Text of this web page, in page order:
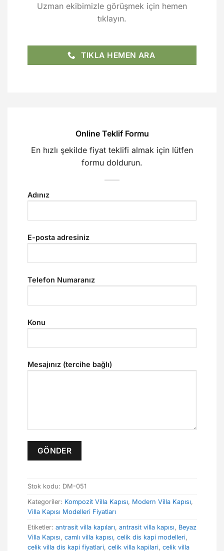
Uzman ekibimizle görüşmek için hemen
tıklayın.
TIKLA HEMEN ARA
Online Teklif Formu
En hızlı şekilde fiyat teklifi almak için lütfen
formu doldurun.
Adınız
E-posta adresiniz
Telefon Numaranız
Konu
Mesajınız (tercihe bağlı)
Stok kodu: DM-051
Kategoriler: Kompozit Villa Kapısı, Modern Villa Kapısı,
Villa Kapısı Modelleri Fiyatları
Etiketler: antrasit villa kapıları, antrasit villa kapısı, Beyaz
Villa Kapısı, camlı villa kapısı, celik dis kapi modelleri,
celik villa dis kapi fiyatlari, celik villa kapilari, celik villa